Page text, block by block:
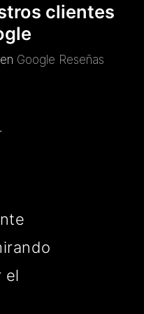
clientes
Google Reseñas
el